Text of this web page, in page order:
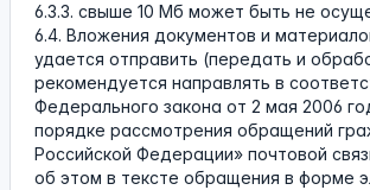
6.3.3. свыше 10 Мб может быть не
6.4. Вложения документов и
удается отправить (передать и
рекомендуется направлять в
Федерального закона от 2 мая 2006
порядке рассмотрения обращений
Российской Федерации» почтовой
об этом в тексте обращения в форме